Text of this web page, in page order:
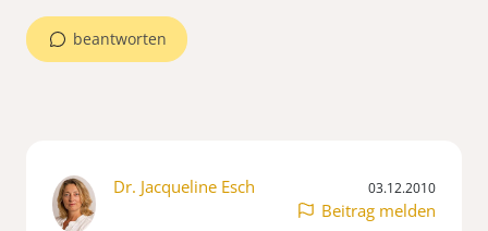
beantworten
Dr. Jacqueline Esch 03.12.2010
Beitrag melden